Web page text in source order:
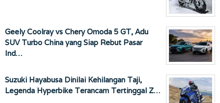
Geely Coolray vs Chery Omoda 5 GT, Adu
SUV Turbo China yang Siap Rebut Pasar
Ind…
Suzuki Hayabusa Dinilai Kehilangan Taji,
Legenda Hyperbike Terancam Tertinggal Z…